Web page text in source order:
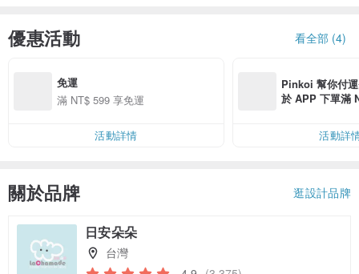
優惠活動 看全部 (4)
免運
滿 NT$ 599 享免運
活動詳情
Pinkoi 幫你付
於 APP 下單滿
活動詳
關於品牌 逛設計品牌
日安朵朵
台灣